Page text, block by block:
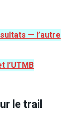
— l’autre
l’UTMB
le trail